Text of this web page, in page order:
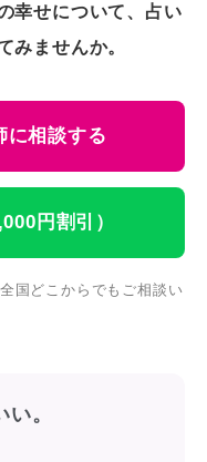
幸せについて、占い
みませんか。
に相談する
円割引）
国どこからでもご相談い
。